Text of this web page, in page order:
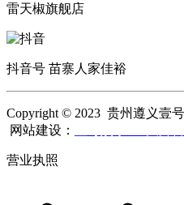
雷天椒旗舰店
抖音号 苗寨人家佳裕
Copyright © 2023 贵州遵义壹
网站建设：
营业执照